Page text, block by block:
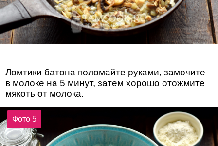
Ломтики батона поломайте руками, замочите
в молоке на 5 минут, затем хорошо отожмите
мякоть от молока.
Фото 5